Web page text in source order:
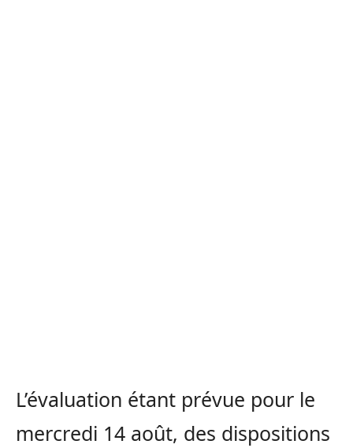
L’évaluation étant prévue pour le
mercredi 14 août, des dispositions